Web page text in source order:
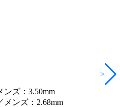
>
ンズ：3.50mm
メンズ：2.68mm